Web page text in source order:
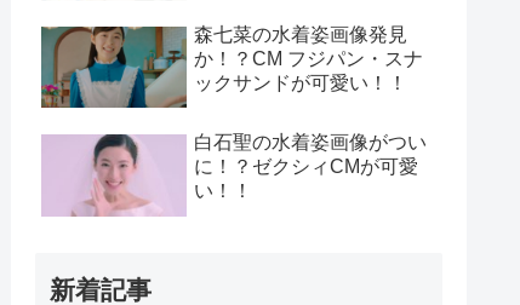
森七菜の水着姿画像発見
か！？CM フジパン・スナ
ックサンドが可愛い！！
白石聖の水着姿画像がつい
に！？ゼクシィCMが可愛
い！！
新着記事